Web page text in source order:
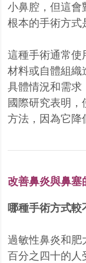
小鼻腔，但這會
根本的手術方式
這種手術通常使
材料或自體組織
具體情況和需求
國際研究表明
方法，因為它降
改善鼻炎與鼻塞
哪種手術方式
過敏性鼻炎和肥
百分之四十的人